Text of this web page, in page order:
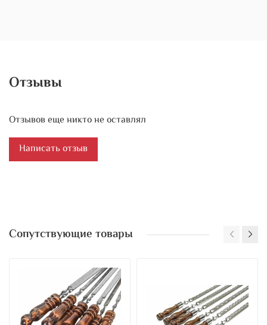
Отзывы
Отзывов еще никто не оставлял
Написать отзыв
Сопутствующие товары